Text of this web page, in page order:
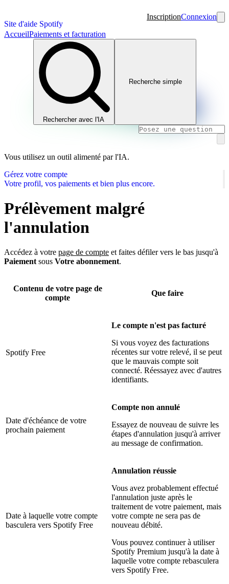
Site d'aide Spotify
InscriptionConnexion
AccueilPaiements et facturation
Rechercher avec l'IA
Recherche simple
Vous utilisez un outil alimenté par l'IA.
Gérez votre compte
Votre profil, vos paiements et bien plus encore.
Prélèvement malgré
l'annulation
Accédez à votre page de compte et faites défiler vers le bas jusqu'à
Paiement sous Votre abonnement.
Contenu de votre page de
compte
Que faire
Spotify Free
Le compte n'est pas facturé
Si vous voyez des facturations
récentes sur votre relevé, il se peut
que le mauvais compte soit
connecté. Réessayez avec d'autres
identifiants.
Date d'échéance de votre
prochain paiement
Compte non annulé
Essayez de nouveau de suivre les
étapes d'annulation jusqu'à arriver
au message de confirmation.
Date à laquelle votre compte
basculera vers Spotify Free
Annulation réussie
Vous avez probablement effectué
l'annulation juste après le
traitement de votre paiement, mais
votre compte ne sera pas de
nouveau débité.
Vous pouvez continuer à utiliser
Spotify Premium jusqu'à la date à
laquelle votre compte rebasculera
vers Spotify Free.